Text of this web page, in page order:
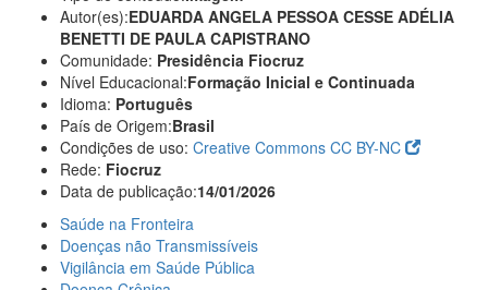
Autor(es):EDUARDA ANGELA PESSOA CESSE ADÉLIA
BENETTI DE PAULA CAPISTRANO
Comunidade: Presidência Fiocruz
Nível Educacional:Formação Inicial e Continuada
Idioma: Português
País de Origem:Brasil
Condições de uso: Creative Commons CC BY-NC
Rede: Fiocruz
Data de publicação:14/01/2026
Saúde na Fronteira
Doenças não Transmissíveis
Vigilância em Saúde Pública